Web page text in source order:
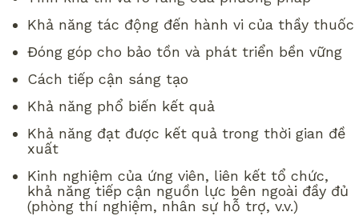
Khả năng tác động đến hành vi của thầy thuốc
Đóng góp cho bảo tồn và phát triển bền vững
Cách tiếp cận sáng tạo
Khả năng phổ biến kết quả
Khả năng đạt được kết quả trong thời gian đề
xuất
Kinh nghiệm của ứng viên, liên kết tổ chức,
khả năng tiếp cận nguồn lực bên ngoài đầy đủ
(phòng thí nghiệm, nhân sự hỗ trợ, v.v.)